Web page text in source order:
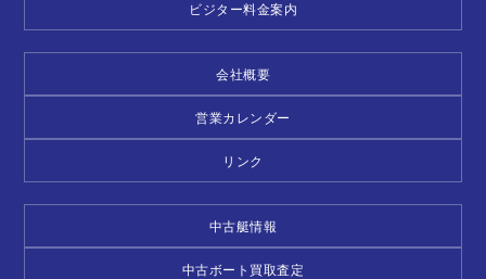
ビジター料金案内
会社概要
営業カレンダー
リンク
中古艇情報
中古ボート買取査定